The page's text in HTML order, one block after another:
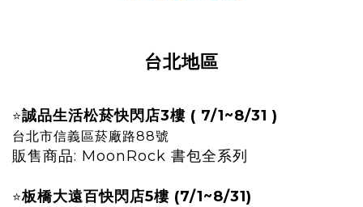
台北地區
⭐誠品生活松菸快閃店3樓 ( 7/1~8/31 )
台北市信義區菸廠路88號
販售商品: MoonRock 書包全系列
⭐板橋大遠百快閃店5樓 (7/1~8/31)